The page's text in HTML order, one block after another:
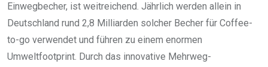
Einwegbecher, ist weitreichend. Jährlich werden allein in
Deutschland rund 2,8 Milliarden solcher Becher für Coffee-
to-go verwendet und führen zu einem enormen
Umweltfootprint. Durch das innovative Mehrweg-